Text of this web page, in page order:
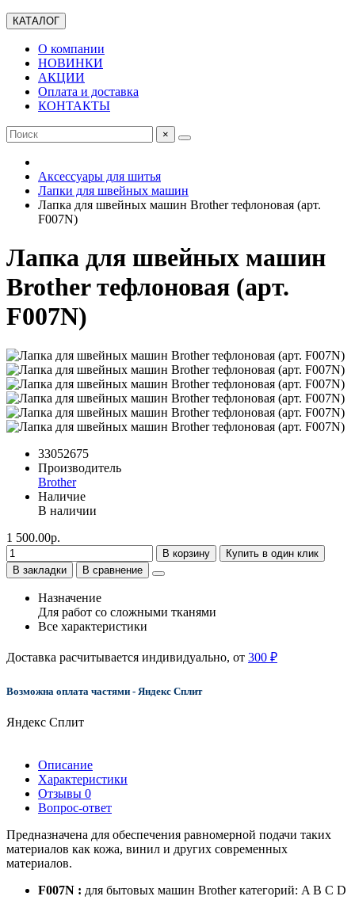
КАТАЛОГ
О компании
НОВИНКИ
АКЦИИ
Оплата и доставка
КОНТАКТЫ
×
Аксессуары для шитья
Лапки для швейных машин
Лапка для швейных машин Brother тефлоновая (арт.
F007N)
Лапка для швейных машин
Brother тефлоновая (арт.
F007N)
33052675
Производитель
Brother
Наличие
В наличии
1 500.00р.
В корзину
Купить в один клик
В закладки
В сравнение
Назначение
Для работ со сложными тканями
Все характеристики
Доставка расчитывается индивидуально, от 300 ₽
Возможна оплата частями - Яндекс Сплит
Яндекс Сплит
Описание
Характеристики
Отзывы 0
Вопрос-ответ
Предназначена для обеспечения равномерной подачи таких
материалов как кожа, винил и других современных
материалов.
F007N : для бытовых машин Brother категорий: A B C D